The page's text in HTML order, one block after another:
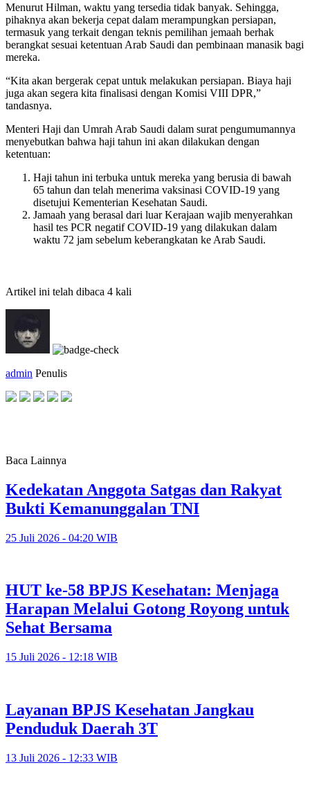
Menurut Hilman, waktu yang tersedia tidak banyak. Sehingga,
pihaknya akan bekerja cepat dalam merampungkan persiapan,
termasuk yang terkait dengan teknis pemilihan jemaah berhak
berangkat sesuai ketentuan Arab Saudi dan pembinaan manasik bagi
mereka.
“Kita akan bergerak cepat untuk melakukan persiapan. Biaya haji
juga akan segera kita finalisasi dengan Komisi VIII DPR,”
tandasnya.
Menteri Haji dan Umrah Arab Saudi dalam surat pengumumannya
menyebutkan bahwa haji tahun ini akan dilakukan dengan
ketentuan:
Haji tahun ini terbuka untuk mereka yang berusia di bawah
65 tahun dan telah menerima vaksinasi COVID-19 yang
disetujui Kementerian Kesehatan Saudi.
Jamaah yang berasal dari luar Kerajaan wajib menyerahkan
hasil tes PCR negatif COVID-19 yang dilakukan dalam
waktu 72 jam sebelum keberangkatan ke Arab Saudi.
Artikel ini telah dibaca 4 kali
admin Penulis
Baca Lainnya
Kedekatan Anggota Satgas dan Rakyat
Bukti Kemanunggalan TNI
25 Juli 2026 - 04:20 WIB
HUT ke-58 BPJS Kesehatan: Menjaga
Harapan Melalui Gotong Royong untuk
Sehat Bersama
15 Juli 2026 - 12:18 WIB
Layanan BPJS Kesehatan Jangkau
Penduduk Daerah 3T
13 Juli 2026 - 12:33 WIB